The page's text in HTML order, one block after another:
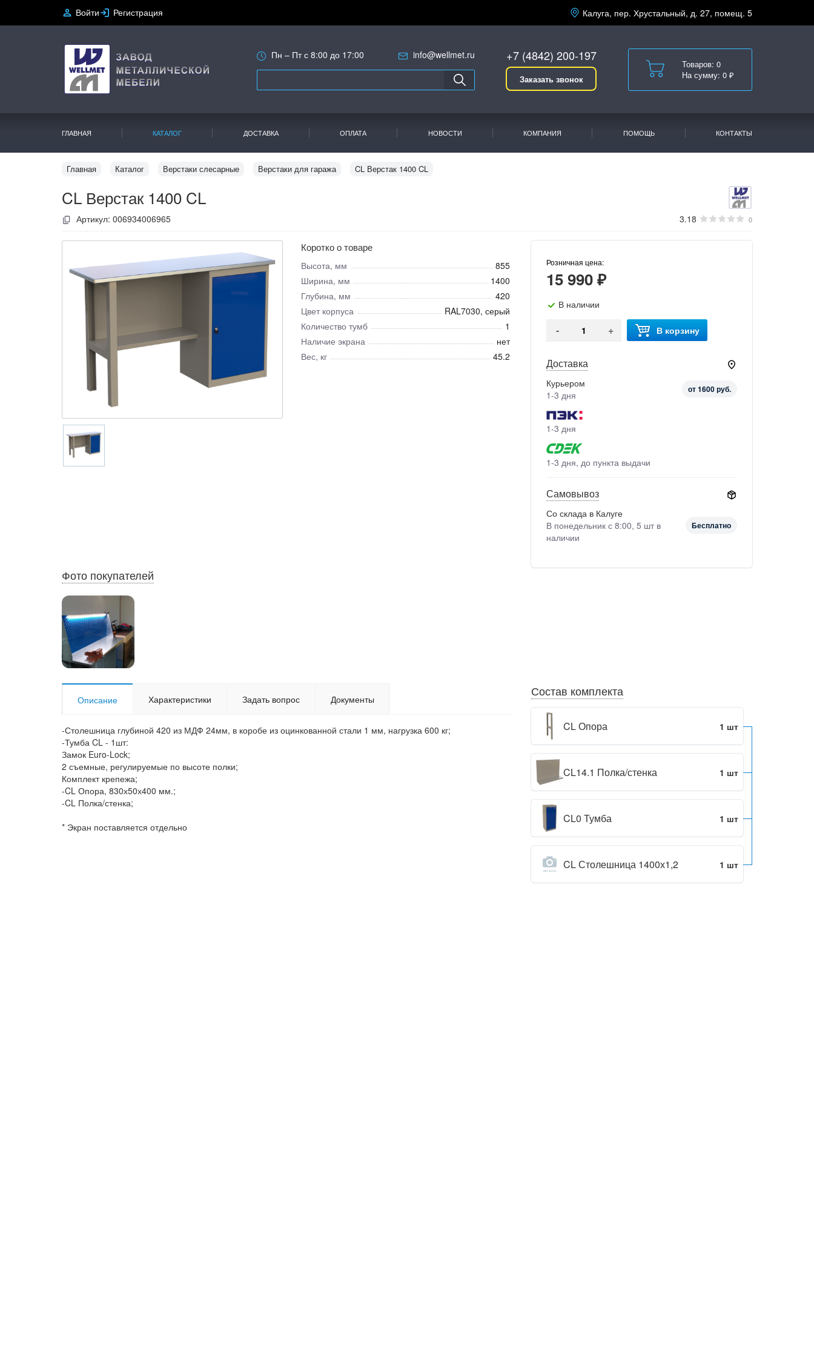
Войти Регистрация Калуга, пер. Хрустальный, д. 27, помещ. 5
Пн – Пт с 8:00 до 17:00 info@wellmet.ru +7 (4842) 200-197
Заказать звонок
Товаров: 0
На сумму: 0 ₽
ГЛАВНАЯ КАТАЛОГ ДОСТАВКА ОПЛАТА НОВОСТИ КОМПАНИЯ ПОМОЩЬ КОНТАКТЫ
Главная Каталог Верстаки слесарные Верстаки для гаража CL Верстак 1400 CL
CL Верстак 1400 CL
Артикул: 006934006965 3.18 0
Коротко о товаре
Высота, мм
855
Ширина, мм
1400
Глубина, мм
420
Цвет корпуса
RAL7030, серый
Количество тумб
1
Наличие экрана
нет
Вес, кг
45.2
Розничная цена:
15 990 ₽
В наличии
- + В корзину
Доставка
Курьером
1-3 дня
от 1600 руб.
1-3 дня
1-3 дня, до пункта выдачи
Самовывоз
Со склада в Калуге
В понедельник с 8:00, 5 шт в
наличии
Бесплатно
Фото покупателей
Описание Характеристики Задать вопрос Документы
-Столешница глубиной 420 из МДФ 24мм, в коробе из оцинкованной стали 1 мм, нагрузка 600 кг;
-Тумба CL - 1шт:
Замок Euro-Lock;
2 съемные, регулируемые по высоте полки;
Комплект крепежа;
-CL Опора, 830х50х400 мм.;
-CL Полка/стенка;
* Экран поставляется отдельно
Состав комплекта
CL Опора 1 шт
CL14.1 Полка/стенка 1 шт
CL0 Тумба 1 шт
CL Столешница 1400х1,2 1 шт